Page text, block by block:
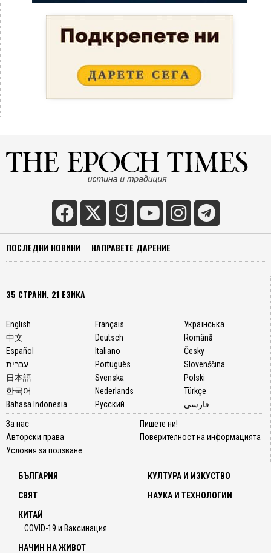
ПОСЛЕДНИ НОВИНИ НАПРАВЕТЕ ДАРЕНИЕ
35 СТРАНИ, 21 ЕЗИКА
English
中文
Español
עברית
日本語
한국어
Bahasa Indonesia
Français
Deutsch
Italiano
Português
Svenska
Nederlands
Русский
Українська
Română
Česky
Slovenščina
Polski
Türkçe
فارسی
За нас
Авторски права
Условия за ползване
Пишете ни!
Поверителност на информацията
БЪЛГАРИЯ
СВЯТ
КИТАЙ
COVID-19 и Ваксинация
КУЛТУРА И ИЗКУСТВО
НАУКА И ТЕХНОЛОГИИ
НАЧИН НА ЖИВОТ